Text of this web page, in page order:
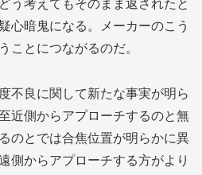
う考えてもそのまま返されたと
心暗鬼になる。メーカーのこう
ことにつながるのだ。
不良に関して新たな事実が明ら
近側からアプローチするのと無
のとでは合焦位置が明らかに異
側からアプローチする方がより